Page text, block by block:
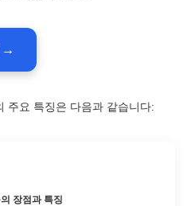
→
주요 특징은 다음과 같습니다:
장점과 특징